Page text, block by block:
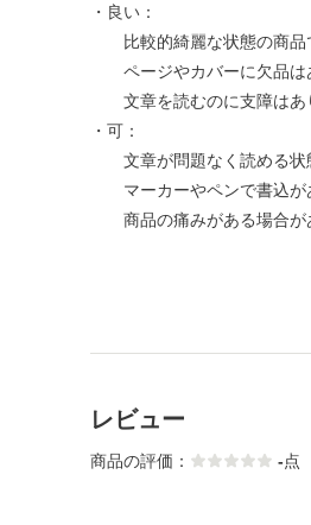
・良い：
比較的綺麗な状態の商品
ページやカバーに欠品は
文章を読むのに支障はあ
・可：
文章が問題なく読める状
マーカーやペンで書込が
商品の痛みがある場合が
レビュー
商品の評価： -点